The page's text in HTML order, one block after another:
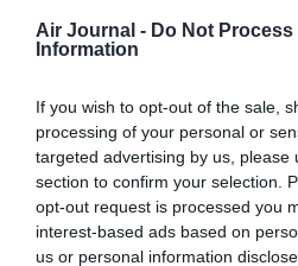
Air Journal - Do Not Process
Information
If you wish to opt-out of the sale,
processing of your personal or
targeted advertising by us, please
section to confirm your selection.
opt-out request is processed you
interest-based ads based on
us or personal information
Toujours ce chauvinisme
Boeing sauf qu’ils ont pas
Bencello
Petit lexique: